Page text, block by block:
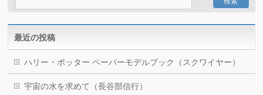
最近の投稿
ハリー・ポッター ペーパーモデルブック（スクワイヤー）
宇宙の水を求めて（長谷部信行）